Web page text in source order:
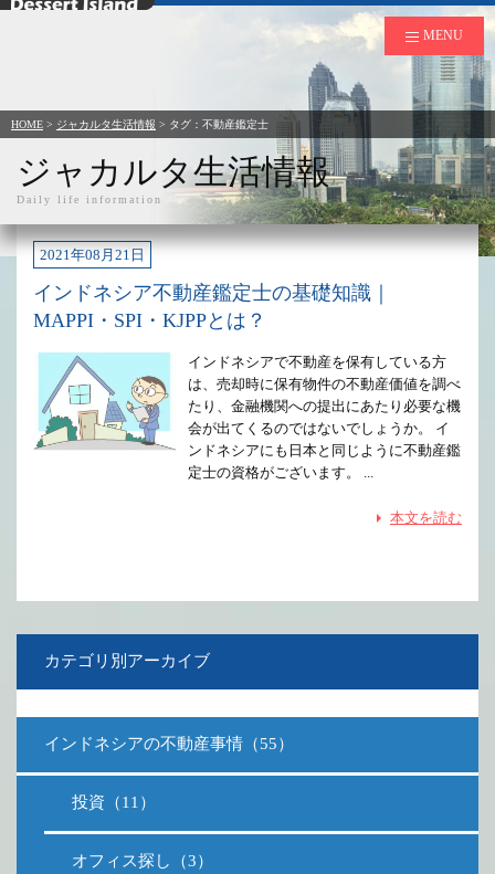
デザートアイランド
MENU
HOME > ジャカルタ生活情報 > タグ：不動産鑑定士
ジャカルタ生活情報
Daily life information
2021年08月21日
インドネシア不動産鑑定士の基礎知識｜
MAPPI・SPI・KJPPとは？
インドネシアで不動産を保有している方
は、売却時に保有物件の不動産価値を調べ
たり、金融機関への提出にあたり必要な機
会が出てくるのではないでしょうか。 イ
ンドネシアにも日本と同じように不動産鑑
定士の資格がございます。 ...
本文を読む
カテゴリ別アーカイブ
インドネシアの不動産事情（55）
投資（11）
オフィス探し（3）